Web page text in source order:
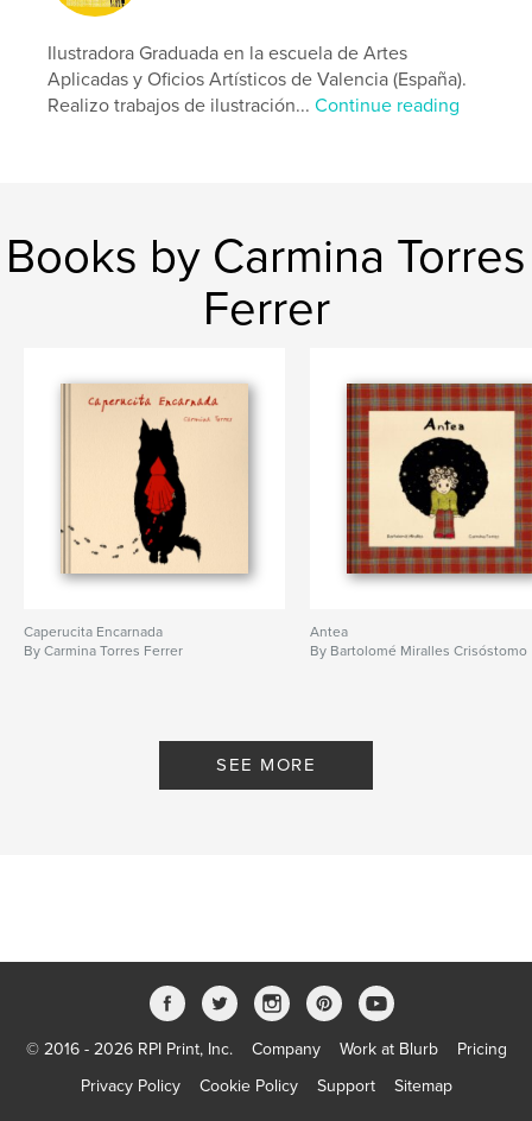
Ilustradora Graduada en la escuela de Artes
Aplicadas y Oficios Artísticos de Valencia (España).
Realizo trabajos de ilustración...Continue reading
Books by Carmina Torres
Ferrer
Caperucita Encarnada
By Carmina Torres Ferrer
Antea
By Bartolomé Miralles Crisóstomo
SEE MORE
© 2016 - 2026 RPI Print, Inc. Company Work at Blurb
Pricing
Privacy Policy
Cookie Policy Support Sitemap